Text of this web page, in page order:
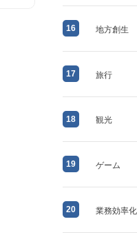
16 地方創生
17 旅行
18 観光
19 ゲーム
20 業務効率化